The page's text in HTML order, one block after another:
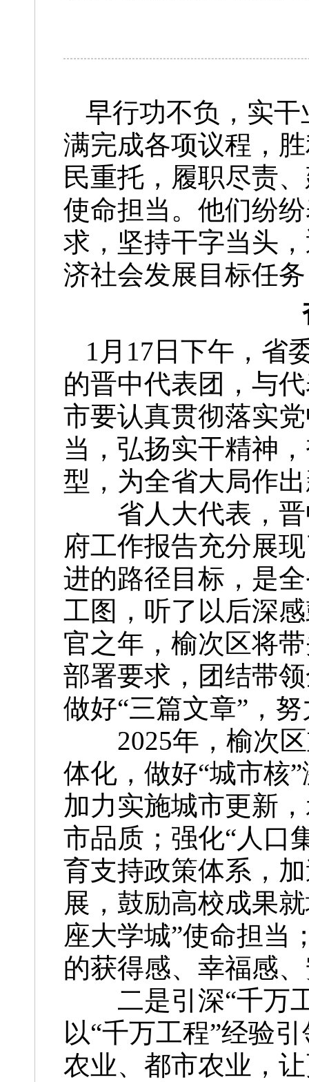
早行功不负，实
满完成各项议程，
民重托，履职尽责
使命担当。他们纷
求，坚持干字当头
济社会发展目标任
1月17日下午，省
的晋中代表团，与
市要认真贯彻落实
当，弘扬实干精神
型，为全省大局作
省人大代表，晋
府工作报告充分展
进的路径目标，是
工图，听了以后深
官之年，榆次区将
部署要求，团结带
做好“三篇文章”，
2025年，榆次区
体化，做好“城市核
加力实施城市更新
市品质；强化“人口
育支持政策体系，
展，鼓励高校成果
座大学城”使命担当
的获得感、幸福感
二是引深“千万工
以“千万工程”经验
农业、都市农业，